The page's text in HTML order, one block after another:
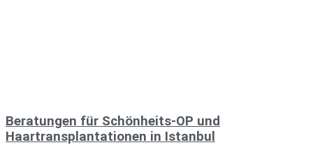
Beratungen für Schönheits-OP und
Haartransplantationen in Istanbul